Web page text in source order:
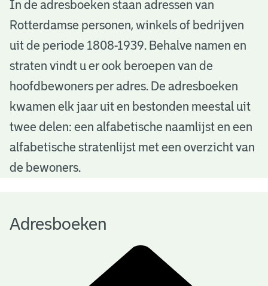
A
d
e
b
o
e
e
In de adresboeken staan adressen van
Rotterdamse personen, winkels of bedrijven
uit de periode 1808-1939. Behalve namen en
straten vindt u er ook beroepen van de
hoofdbewoners per adres. De adresboeken
kwamen elk jaar uit en bestonden meestal uit
twee delen: een alfabetische naamlijst en een
alfabetische stratenlijst met een overzicht van
de bewoners.
Adresboeken